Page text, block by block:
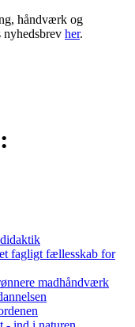
håndværk og
her.
fagligt fællesskab for
madhåndværk